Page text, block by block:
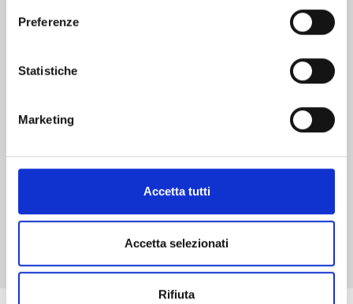
Preferenze
Statistiche
Marketing
Accetta tutti
Accetta selezionati
Rifiuta
Mostra tutto